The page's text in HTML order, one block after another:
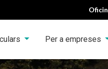
Per a empreses